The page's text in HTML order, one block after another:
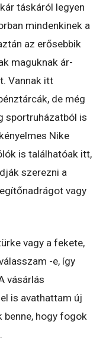
táskáról legyen
mindenkinek a
az erősebbik
maguknak ár-
Vannak itt
de még
sportruházatból is
Nike
is találhatóak itt,
szerezni a
vagy
vagy a fekete,
-e, így
vásárlás
is avathattam új
hogy fogok